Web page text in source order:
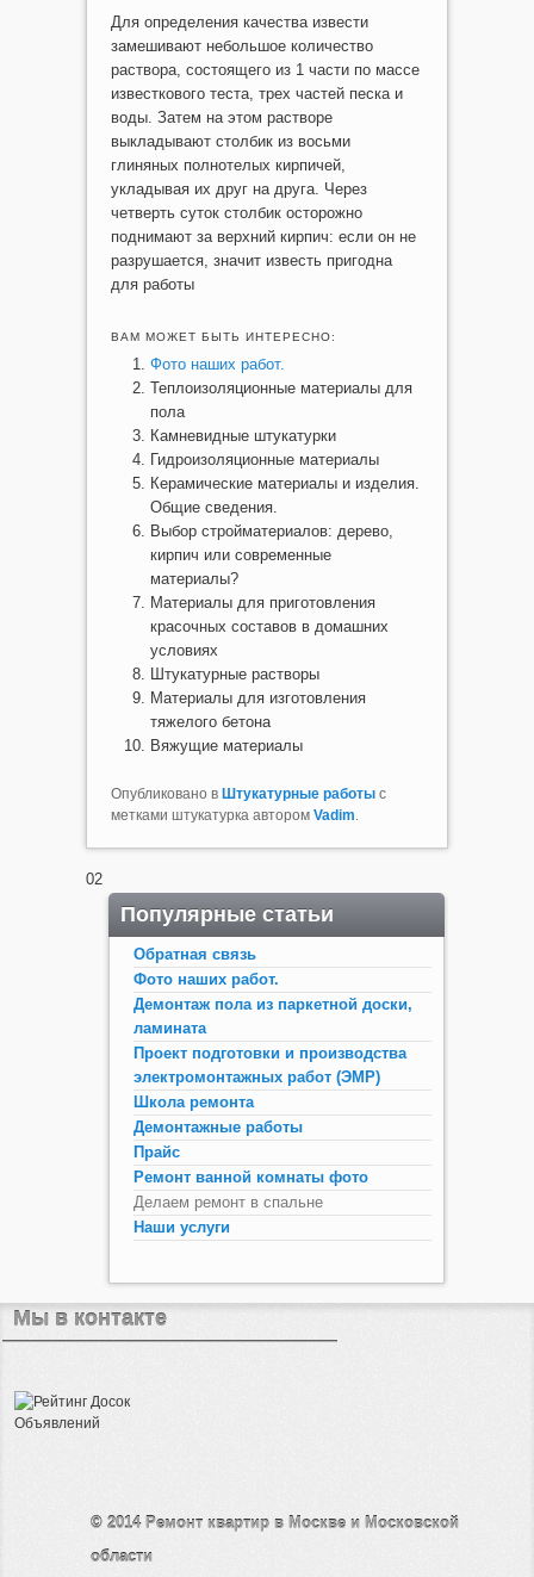
Для определения качества извести
замешивают небольшое количество
раствора, состоящего из 1 части по массе
известкового теста, трех частей песка и
воды. Затем на этом растворе
выкладывают столбик из восьми
глиняных полнотелых кирпичей,
укладывая их друг на друга. Через
четверть суток столбик осторожно
поднимают за верхний кирпич: если он не
разрушается, значит известь пригодна
для работы
ВАМ МОЖЕТ БЫТЬ ИНТЕРЕСНО:
Фото наших работ.
Теплоизоляционные материалы для
пола
Камневидные штукатурки
Гидроизоляционные материалы
Керамические материалы и изделия.
Общие сведения.
Выбор стройматериалов: дерево,
кирпич или современные
материалы?
Материалы для приготовления
красочных составов в домашних
условиях
Штукатурные растворы
Материалы для изготовления
тяжелого бетона
Вяжущие материалы
Опубликовано в Штукатурные работы с
метками штукатурка авторомVadim.
02
Популярные статьи
Обратная связь
Фото наших работ.
Демонтаж пола из паркетной доски,
ламината
Проект подготовки и производства
электромонтажных работ (ЭМР)
Школа ремонта
Демонтажные работы
Прайс
Ремонт ванной комнаты фото
Делаем ремонт в спальне
Наши услуги
Мы в контакте
© 2014 Ремонт квартир в Москве и Московской
области